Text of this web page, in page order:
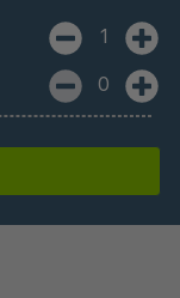
1
0